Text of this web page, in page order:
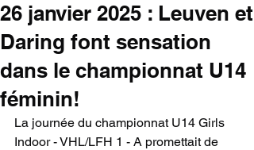
26 janvier 2025 : Leuven et
Daring font sensation
dans le championnat U14
féminin!
La journée du championnat U14 Girls
Indoor - VHL/LFH 1 - A promettait de